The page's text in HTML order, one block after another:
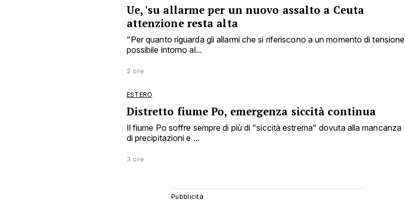
Ue, 'su allarme per un nuovo assalto a Ceuta
attenzione resta alta
"Per quanto riguarda gli allarmi che si riferiscono a un momento di tensione
possibile intorno al...
2 ore
ESTERO
Distretto fiume Po, emergenza siccità continua
Il fiume Po soffre sempre di più di "siccità estrema" dovuta alla mancanza
di precipitazioni e ...
3 ore